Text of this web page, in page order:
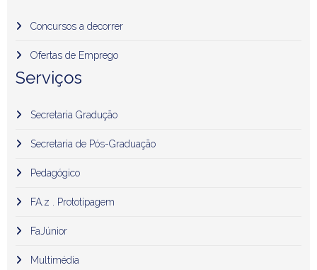
Concursos a decorrer
Ofertas de Emprego
Serviços
Secretaria Gradução
Secretaria de Pós-Graduação
Pedagógico
FA.z . Prototipagem
FaJúnior
Multimédia